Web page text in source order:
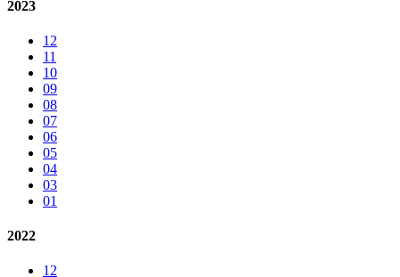
2023
12
11
10
09
08
07
06
05
04
03
01
2022
12